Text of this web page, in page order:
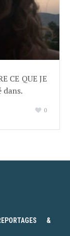
CE QUE JE
dans.
0
&